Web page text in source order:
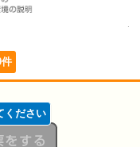
ください